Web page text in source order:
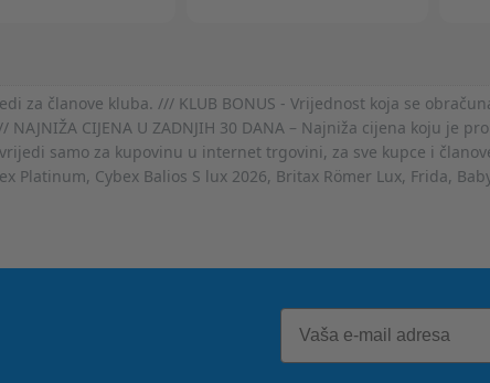
za članove kluba. /// KLUB BONUS - Vrijednost koja se
CIJENA U ZADNJIH 30 DANA – Najniža cijena koju je
samo za kupovinu u internet trgovini, za sve kupce i
Cybex Balios S lux 2026, Britax Römer Lux, Frida,